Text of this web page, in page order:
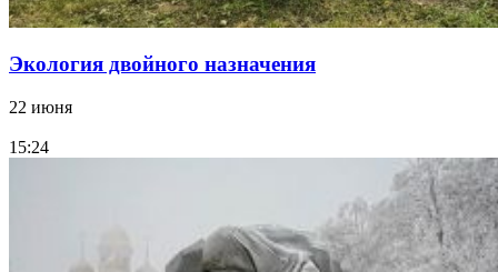
Экология двойного назначения
22 июня
15:24